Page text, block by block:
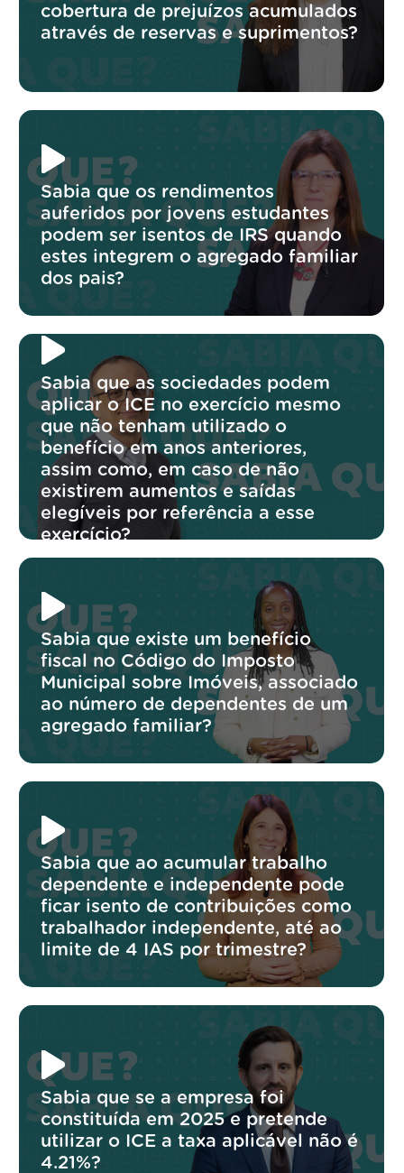
cobertura de prejuízos acumulados
através de reservas e suprimentos?
Sabia que os rendimentos
auferidos por jovens estudantes
podem ser isentos de IRS quando
estes integrem o agregado familiar
dos pais?
Sabia que as sociedades podem
aplicar o ICE no exercício mesmo
que não tenham utilizado o
benefício em anos anteriores,
assim como, em caso de não
existirem aumentos e saídas
elegíveis por referência a esse
exercício?
Sabia que existe um benefício
fiscal no Código do Imposto
Municipal sobre Imóveis, associado
ao número de dependentes de um
agregado familiar?
Sabia que ao acumular trabalho
dependente e independente pode
ficar isento de contribuições como
trabalhador independente, até ao
limite de 4 IAS por trimestre?
Sabia que se a empresa foi
constituída em 2025 e pretende
utilizar o ICE a taxa aplicável não é
4.21%?